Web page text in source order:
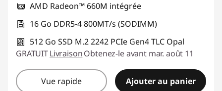
AMD Radeon™ 660M intégrée
16 Go DDR5-4 800MT/s (SODIMM)
512 Go SSD M.2 2242 PCIe Gen4 TLC Opal
GRATUITLivraisonObtenez-le avant mar. août 11
Vue rapide Ajouter au panier